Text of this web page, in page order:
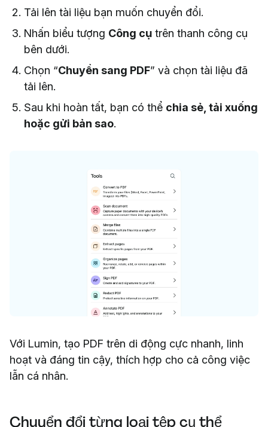
Tải lên tài liệu bạn muốn chuyển đổi.
Nhấn biểu tượng Công cụ trên thanh công cụ
bên dưới.
Chọn “Chuyển sang PDF” và chọn tài liệu đã
tải lên.
Sau khi hoàn tất, bạn có thể chia sẻ, tải xuống
hoặc gửi bản sao.
Với Lumin, tạo PDF trên di động cực nhanh, linh
hoạt và đáng tin cậy, thích hợp cho cả công việc
lẫn cá nhân.
Chuyển đổi từng loại tệp cụ thể